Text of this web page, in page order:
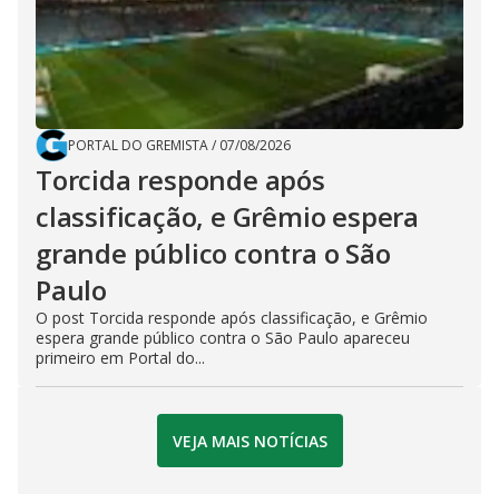
PORTAL DO GREMISTA/ 07/08/2026
Torcida responde após
classificação, e Grêmio espera
grande público contra o São
Paulo
O post Torcida responde após classificação, e Grêmio
espera grande público contra o São Paulo apareceu
primeiro em Portal do...
VEJA MAIS NOTÍCIAS